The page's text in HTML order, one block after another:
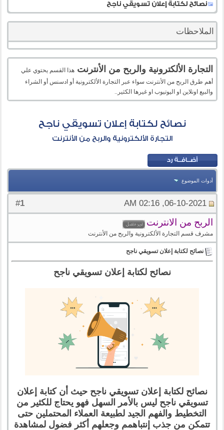
نصائح لكتابة إعلان تسويقي ناجح
الملاحظات
التجارة الألكترونية والربح من الأنترنت هذا القسم يحتوي علي
أهم طرق الربح من الأنترنت سواء عبر التجارة الألكترونية أو ادسنس أو الشراء
والبيع اونلاين او اليوتيوب او غيرها الكثير..
نصائح لكتابة إعلان تسويقي ناجح
التجارة الألكترونية والربح من الأنترنت
أدوات الموضوع
#
1 06-10-2021, 02:16 AM
الربح من الانترنت
مشرف قسم التجارة الألكترونية والربح من الأنترنت
نصائح لكتابة إعلان تسويقي ناجح
نصائح لكتابة إعلان تسويقي ناجح
نصائح لكتابة إعلان تسويقي ناجح حيث أن كتابة إعلان
تسويقي ناجح ليس بالأمر السهل فهو يحتاج للكثير من
التخطيط والفهم الجيد لطبيعة العملاء المحتملين حتى
تتمكن من جذب إنتباهمم وجعلهم أكثر فضول لمشاهدة